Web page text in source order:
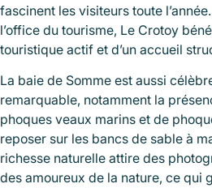
fascinent les visiteurs toute
l’office du tourisme, Le Crotoy
touristique actif et d’un accueil
La baie de Somme est aussi
remarquable, notamment la
phoques veaux marins et de
reposer sur les bancs de sable à
richesse naturelle attire des
des amoureux de la nature, ce qui